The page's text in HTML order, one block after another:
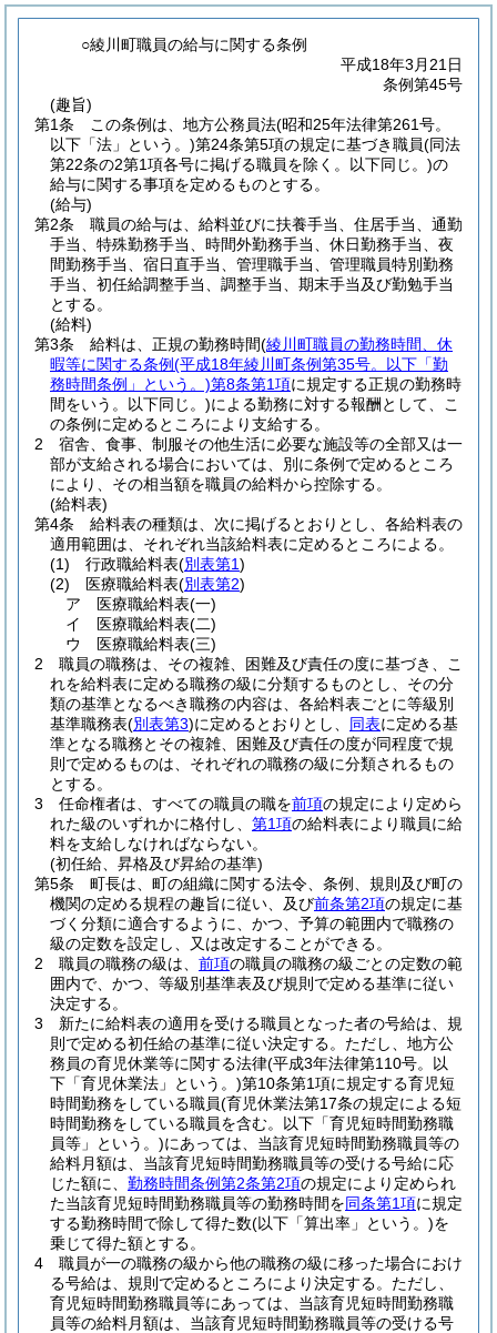
○綾川町職員の給与に関する条例
平成18年3月21日
条例第45号
(趣旨)
第1条
この条例は、地方公務員法(昭和25年法律第261号。
以下「法」という。)第24条第5項の規定に基づき職員(同法
第22条の2第1項各号に掲げる職員を除く。以下同じ。)の
給与に関する事項を定めるものとする。
(給与)
第2条
職員の給与は、給料並びに扶養手当、住居手当、通勤
手当、特殊勤務手当、時間外勤務手当、休日勤務手当、夜
間勤務手当、宿日直手当、管理職手当、管理職員特別勤務
手当、初任給調整手当、調整手当、期末手当及び勤勉手当
とする。
(給料)
第3条
給料は、正規の勤務時間(綾川町職員の勤務時間、休
暇等に関する条例(平成18年綾川町条例第35号。以下「勤
務時間条例」という。)第8条第1項に規定する正規の勤務時
間をいう。以下同じ。)による勤務に対する報酬として、こ
の条例に定めるところにより支給する。
2
宿舎、食事、制服その他生活に必要な施設等の全部又は一
部が支給される場合においては、別に条例で定めるところ
により、その相当額を職員の給料から控除する。
(給料表)
第4条
給料表の種類は、次に掲げるとおりとし、各給料表の
適用範囲は、それぞれ当該給料表に定めるところによる。
(1)
行政職給料表(別表第1)
(2)
医療職給料表(別表第2)
ア
医療職給料表(一)
イ
医療職給料表(二)
ウ
医療職給料表(三)
2
職員の職務は、その複雑、困難及び責任の度に基づき、こ
れを給料表に定める職務の級に分類するものとし、その分
類の基準となるべき職務の内容は、各給料表ごとに等級別
基準職務表(別表第3)に定めるとおりとし、 同表に定める基
準となる職務とその複雑、困難及び責任の度が同程度で規
則で定めるものは、それぞれの職務の級に分類されるもの
とする。
3
任命権者は、すべての職員の職を前項の規定により定めら
れた級のいずれかに格付し、 第1項の給料表により職員に給
料を支給しなければならない。
(初任給、昇格及び昇給の基準)
第5条
町長は、町の組織に関する法令、条例、規則及び町の
機関の定める規程の趣旨に従い、及び前条第2項の規定に基
づく分類に適合するように、かつ、予算の範囲内で職務の
級の定数を設定し、又は改定することができる。
2
職員の職務の級は、 前項の職員の職務の級ごとの定数の範
囲内で、かつ、等級別基準表及び規則で定める基準に従い
決定する。
3
新たに給料表の適用を受ける職員となった者の号給は、規
則で定める初任給の基準に従い決定する。 ただし、地方公
務員の育児休業等に関する法律(平成3年法律第110号。以
下「育児休業法」という。)第10条第1項に規定する育児短
時間勤務をしている職員(育児休業法第17条の規定による短
時間勤務をしている職員を含む。以下「育児短時間勤務職
員等」という。)にあっては、当該育児短時間勤務職員等の
給料月額は、当該育児短時間勤務職員等の受ける号給に応
じた額に、 勤務時間条例第2条第2項の規定により定められ
た当該育児短時間勤務職員等の勤務時間を同条第1項に規定
する勤務時間で除して得た数(以下「算出率」という。)を
乗じて得た額とする。
4
職員が一の職務の級から他の職務の級に移った場合におけ
る号給は、規則で定めるところにより決定する。 ただし、
育児短時間勤務職員等にあっては、当該育児短時間勤務職
員等の給料月額は、当該育児短時間勤務職員等の受ける号